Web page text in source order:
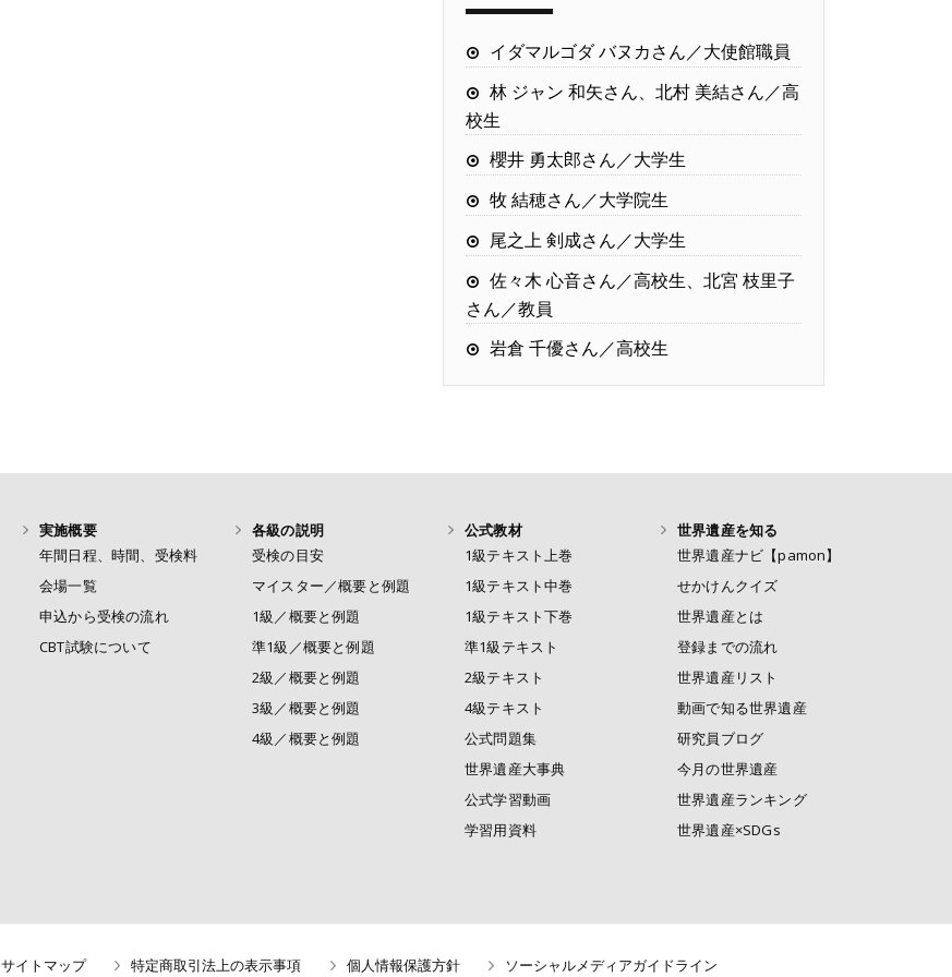
イダマルゴダ バヌカさん／大使館職員
林 ジャン 和矢さん、北村 美結さん／高
校生
櫻井 勇太郎さん／大学生
牧 結穂さん／大学院生
尾之上 剣成さん／大学生
佐々木 心音さん／高校生、北宮 枝里子
さん／教員
岩倉 千優さん／高校生
実施概要
年間日程、時間、受検料
会場一覧
申込から受検の流れ
CBT試験について
各級の説明
受検の目安
マイスター／概要と例題
1級／概要と例題
準1級／概要と例題
2級／概要と例題
3級／概要と例題
4級／概要と例題
公式教材
1級テキスト上巻
1級テキスト中巻
1級テキスト下巻
準1級テキスト
2級テキスト
4級テキスト
公式問題集
世界遺産大事典
公式学習動画
学習用資料
世界遺産を知る
世界遺産ナビ【pamon】
せかけんクイズ
世界遺産とは
登録までの流れ
世界遺産リスト
動画で知る世界遺産
研究員ブログ
今月の世界遺産
世界遺産ランキング
世界遺産×SDGs
サイトマップ 特定商取引法上の表示事項 個人情報保護方針 ソーシャルメディアガイドライン